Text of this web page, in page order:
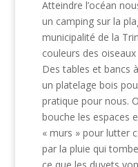
Atteindre l’océan
un camping sur la
municipalité de la
couleurs des oiseaux
Des tables et bancs
un platelage bois
pratique pour nous.
bouche les espaces
« murs » pour lutter
par la pluie qui
ce que les duvets